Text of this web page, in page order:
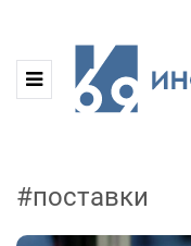
#поставки